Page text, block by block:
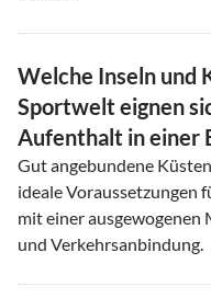
Welche Inseln und
Sportwelt eignen
Aufenthalt in einer
Gut angebundene
ideale Voraussetzungen
mit einer
und Verkehrsanbindung.